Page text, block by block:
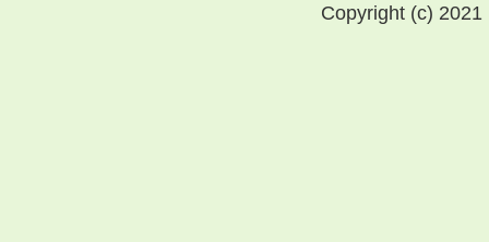
Copyright (c)